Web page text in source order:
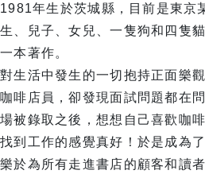
1981年生於茨城縣，目前是東京
生、兒子、女兒、一隻狗和四隻
一本著作。
對生活中發生的一切抱持正面樂
咖啡店員，卻發現面試問題都在
場被錄取之後，想想自己喜歡咖
找到工作的感覺真好！於是成為
樂於為所有走進書店的顧客和讀